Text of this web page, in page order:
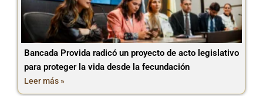
Bancada Provida radicó un proyecto de acto legislativo
para proteger la vida desde la fecundación
Leer más »